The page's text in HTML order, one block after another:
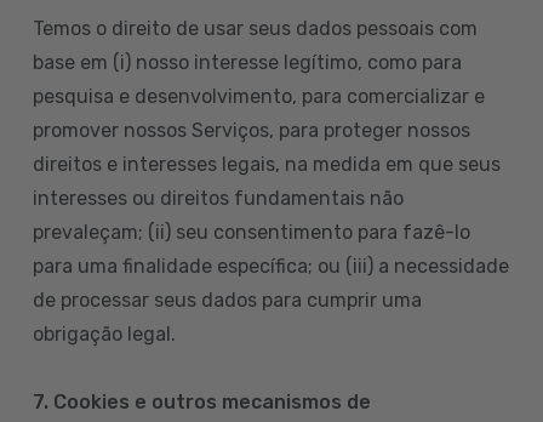
Temos o direito de usar seus dados pessoais com
base em (i) nosso interesse legítimo, como para
pesquisa e desenvolvimento, para comercializar e
promover nossos Serviços, para proteger nossos
direitos e interesses legais, na medida em que seus
interesses ou direitos fundamentais não
prevaleçam; (ii) seu consentimento para fazê-lo
para uma finalidade específica; ou (iii) a necessidade
de processar seus dados para cumprir uma
obrigação legal.
7. Cookies e outros mecanismos de